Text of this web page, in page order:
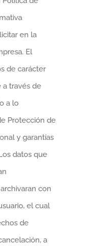
en la
El
de carácter
a través de
a lo
Protección de
y garantías
datos que
con
el cual
de
a